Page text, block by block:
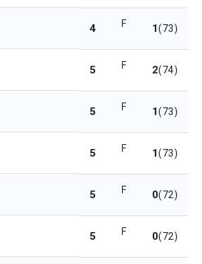
4 F 1(73)
5 F 2(74)
5 F 1(73)
5 F 1(73)
5 F 0(72)
5 F 0(72)